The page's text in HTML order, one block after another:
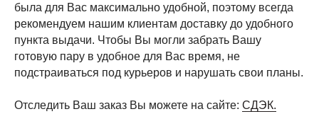
была для Вас максимально удобной, поэтому всегда
рекомендуем нашим клиентам доставку до удобного
пункта выдачи. Чтобы Вы могли забрать Вашу
готовую пару в удобное для Вас время, не
подстраиваться под курьеров и нарушать свои планы.
Отследить Ваш заказ Вы можете на сайте: СДЭК.